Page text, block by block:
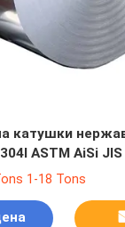
катушки
ASTM AiSi JIS
1-18 Tons